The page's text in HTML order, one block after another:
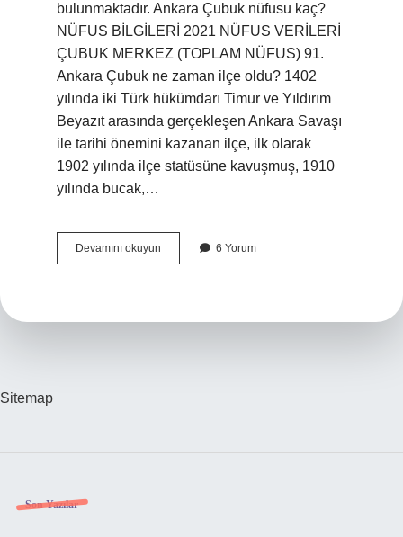
bulunmaktadır. Ankara Çubuk nüfusu kaç?
NÜFUS BİLGİLERİ 2021 NÜFUS VERİLERİ
ÇUBUK MERKEZ (TOPLAM NÜFUS) 91.
Ankara Çubuk ne zaman ilçe oldu? 1402
yılında iki Türk hükümdarı Timur ve Yıldırım
Beyazıt arasında gerçekleşen Ankara Savaşı
ile tarihi önemini kazanan ilçe, ilk olarak
1902 yılında ilçe statüsüne kavuşmuş, 1910
yılında bucak,…
Devamını okuyun
Nereye
6 Yorum
Sitemap
Sidebar
Son Yazılar